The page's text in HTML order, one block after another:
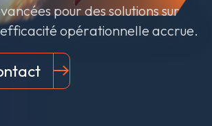
pour des solutions sur
opérationnelle accrue.